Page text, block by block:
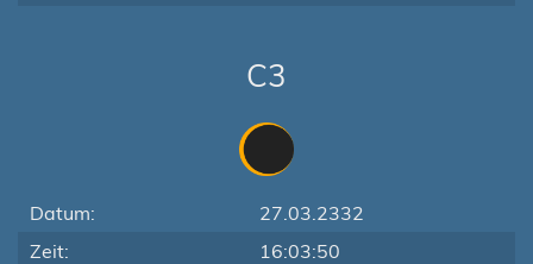
C3
Datum:
27.03.2332
Zeit:
16:03:50